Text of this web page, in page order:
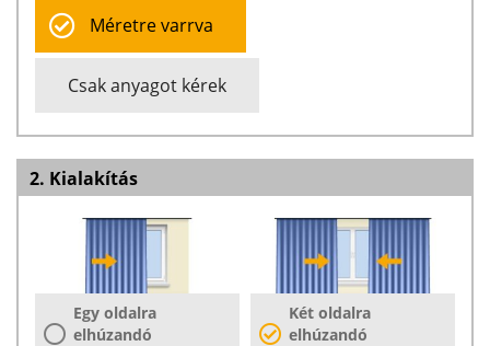
Méretre varrva
Csak anyagot kérek
2. Kialakítás
Egy oldalra
elhúzandó
Két oldalra
elhúzandó